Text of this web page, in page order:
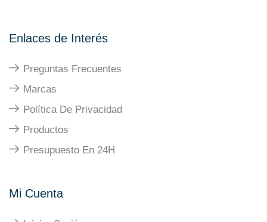
Enlaces de Interés
Preguntas Frecuentes
Marcas
Política De Privacidad
Productos
Presupuesto En 24H
Mi Cuenta